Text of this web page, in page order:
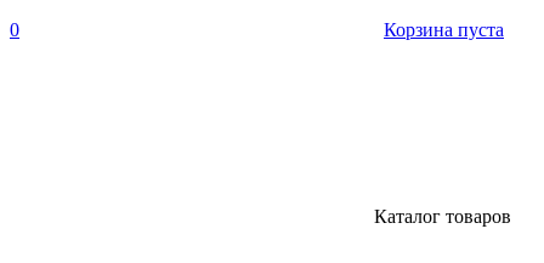
0 Корзина пуста
Каталог товаров